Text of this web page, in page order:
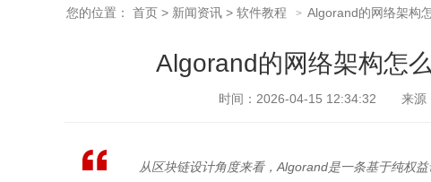
您的位置： 首页 > 新闻资讯 > 软件教程 > Algorand的网络架构
Algorand的网络架构怎
时间：2026-04-15 12:34:32 来源
从区块链设计角度来看，Algorand是一条基于纯权